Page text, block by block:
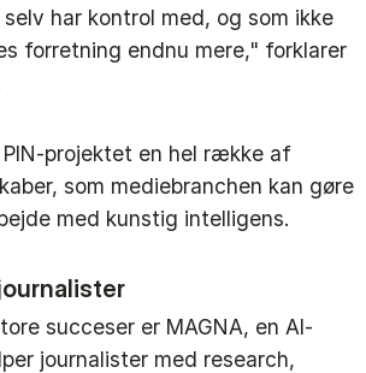
har kontrol med, og som ikke
forretning endnu mere," forklarer
projektet en hel række af
som mediebranchen kan gøre
med kunstig intelligens.
succeser er MAGNA, en AI-
journalister med research,